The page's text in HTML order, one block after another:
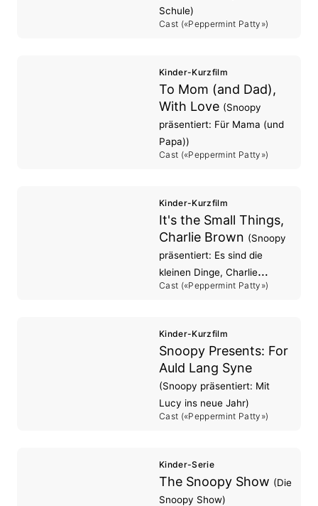
Schule)
Cast («Peppermint Patty»)
Kinder-Kurzfilm
To Mom (and Dad),
With Love (Snoopy
präsentiert: Für Mama (und
Papa))
Cast («Peppermint Patty»)
Kinder-Kurzfilm
It's the Small Things,
Charlie Brown (Snoopy
präsentiert: Es sind die
kleinen Dinge, Charlie
Brown)
Cast («Peppermint Patty»)
Kinder-Kurzfilm
Snoopy Presents: For
Auld Lang Syne
(Snoopy präsentiert: Mit
Lucy ins neue Jahr)
Cast («Peppermint Patty»)
Kinder-Serie
The Snoopy Show (Die
Snoopy Show)